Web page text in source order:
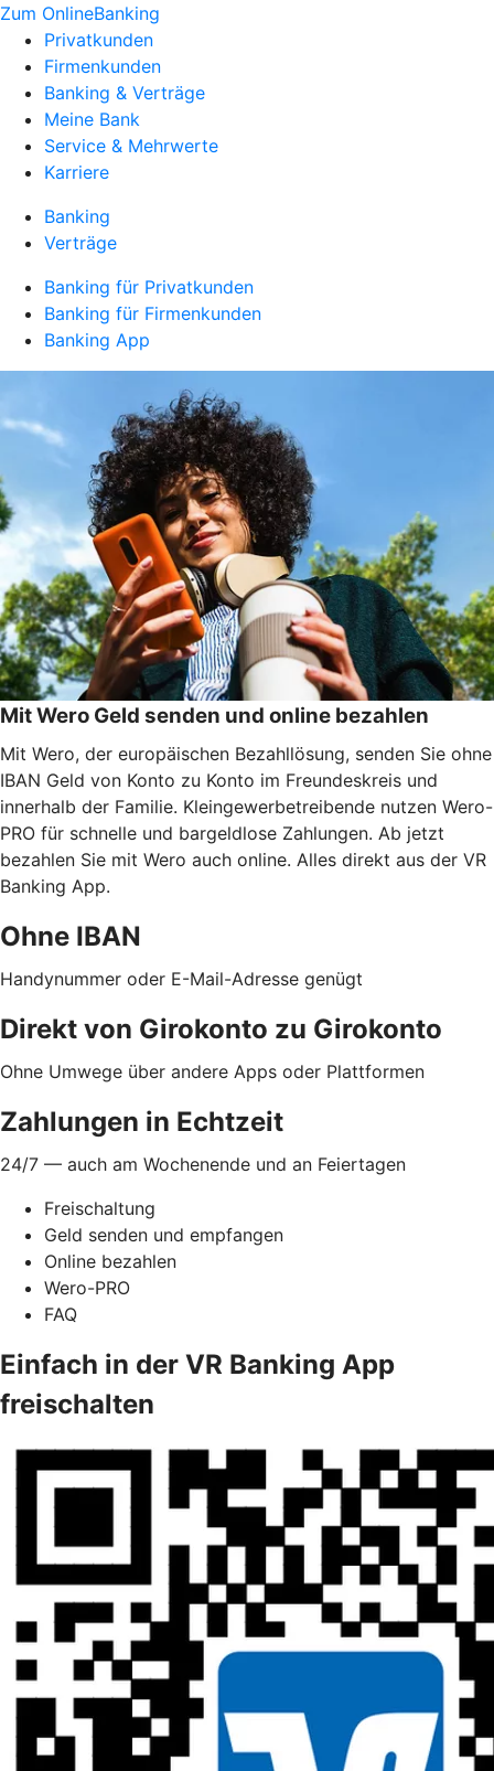
Zum OnlineBanking
Privatkunden
Firmenkunden
Banking & Verträge
Meine Bank
Service & Mehrwerte
Karriere
Banking
Verträge
Banking für Privatkunden
Banking für Firmenkunden
Banking App
Mit Wero Geld senden und online bezahlen
Mit Wero, der europäischen Bezahllösung, senden Sie ohne
IBAN Geld von Konto zu Konto im Freundeskreis und
innerhalb der Familie. Kleingewerbetreibende nutzen Wero-
PRO für schnelle und bargeldlose Zahlungen. Ab jetzt
bezahlen Sie mit Wero auch online. Alles direkt aus der VR
Banking App.
Ohne IBAN
Handynummer oder E-Mail-Adresse genügt
Direkt von Girokonto zu Girokonto
Ohne Umwege über andere Apps oder Plattformen
Zahlungen in Echtzeit
24/7 — auch am Wochenende und an Feiertagen
Freischaltung
Geld senden und empfangen
Online bezahlen
Wero-PRO
FAQ
Einfach in der VR Banking App
freischalten